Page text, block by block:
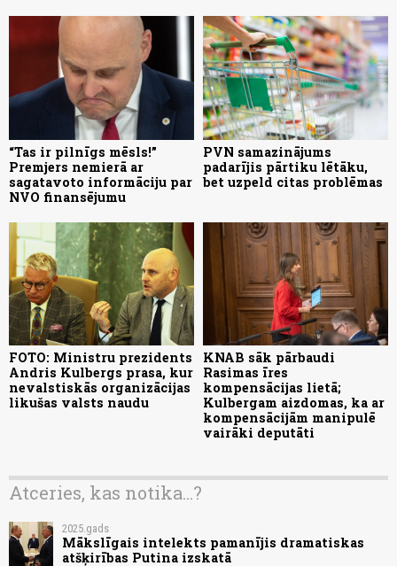
“Tas ir pilnīgs mēsls!”
Premjers nemierā ar
sagatavoto informāciju par
NVO finansējumu
PVN samazinājums
padarījis pārtiku lētāku,
bet uzpeld citas problēmas
FOTO: Ministru prezidents
Andris Kulbergs prasa, kur
nevalstiskās organizācijas
likušas valsts naudu
KNAB sāk pārbaudi
Rasimas īres
kompensācijas lietā;
Kulbergam aizdomas, ka ar
kompensācijām manipulē
vairāki deputāti
Atceries, kas notika...?
2025.gads
Mākslīgais intelekts pamanījis dramatiskas
atšķirības Putina izskatā